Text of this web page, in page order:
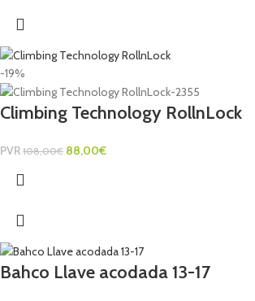
-19%
Climbing Technology RollnLock
PVR 108,00€ 88,00€
Bahco Llave acodada 13-17